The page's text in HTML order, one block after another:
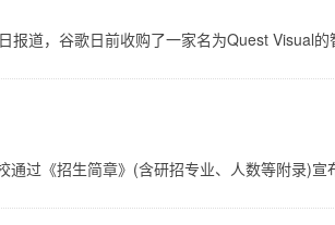
道，谷歌日前收购了一家名为Quest Visual
过《招生简章》(含研招专业、人数等附录)